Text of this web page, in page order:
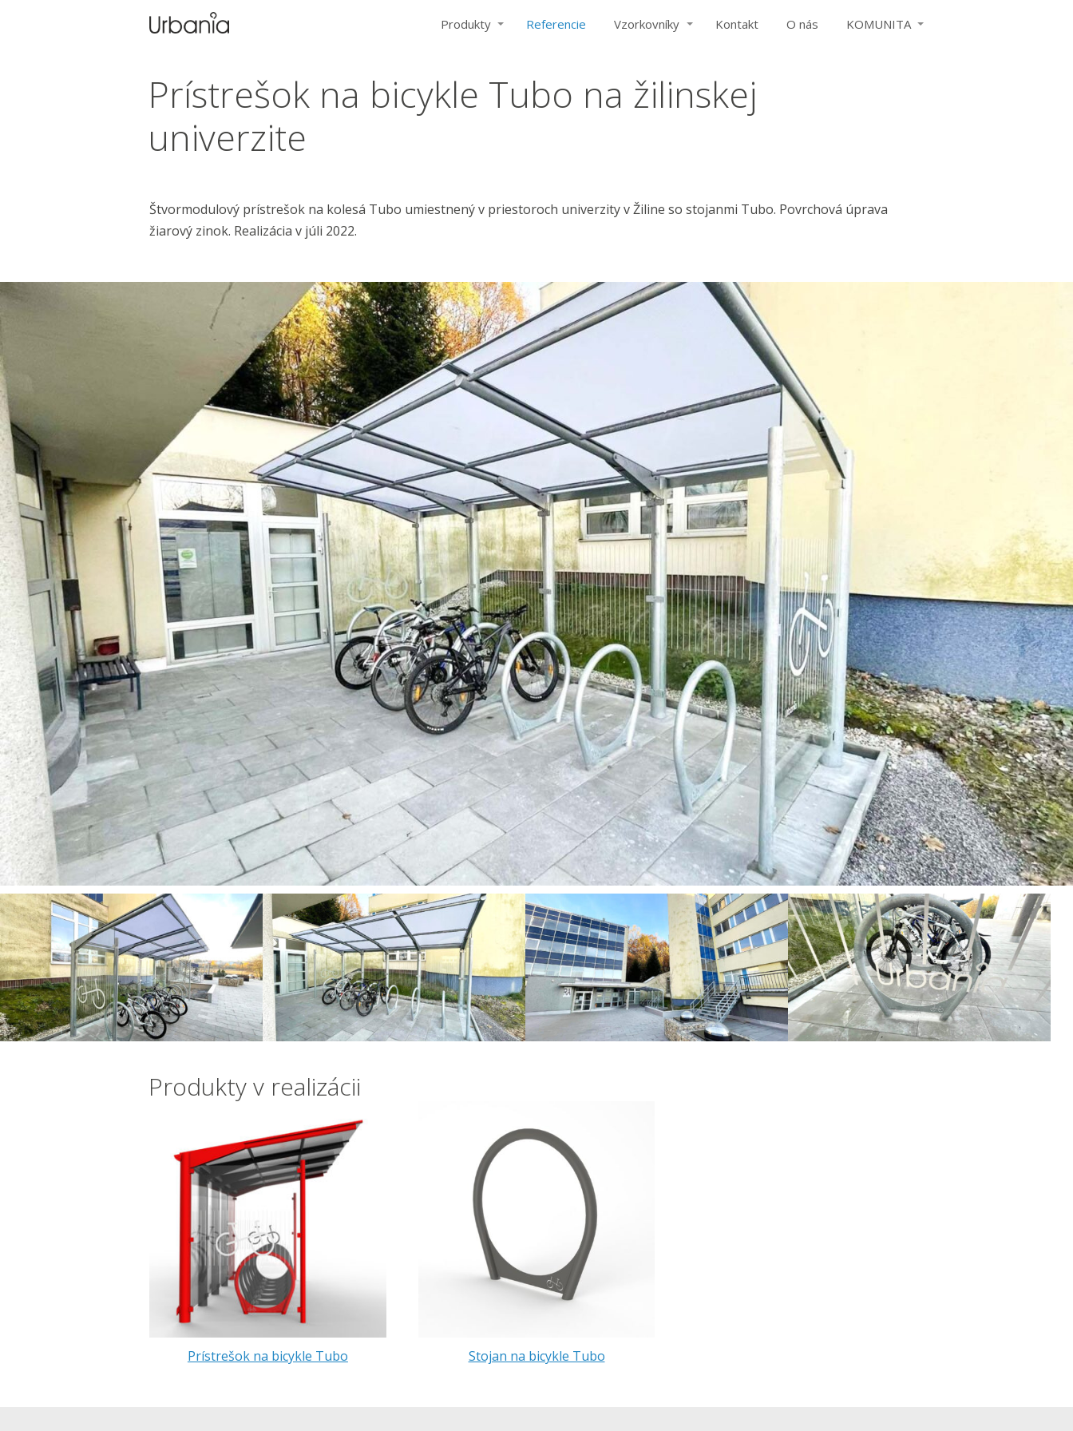
Produkty Referencie Vzorkovníky Kontakt O nás KOMUNITA
Prístrešok na bicykle Tubo na žilinskej
univerzite
Štvormodulový prístrešok na kolesá Tubo umiestnený v priestoroch univerzity v Žiline so stojanmi Tubo. Povrchová úprava
žiarový zinok. Realizácia v júli 2022.
Produkty v realizácii
Prístrešok na bicykle Tubo Stojan na bicykle Tubo